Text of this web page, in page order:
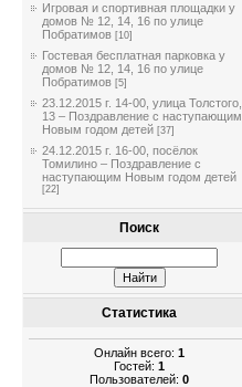
Игровая и спортивная площадки у
домов № 12, 14, 16 по улице
Побратимов [10]
Гостевая бесплатная парковка у
домов № 12, 14, 16 по улице
Побратимов [5]
23.12.2015 г. 14-00, улица Толстого,
13 – Поздравление с наступающим
Новым годом детей [37]
24.12.2015 г. 16-00, посёлок
Томилино – Поздравление с
наступающим Новым годом детей
[22]
Поиск
Статистика
Онлайн всего: 1
Гостей: 1
Пользователей: 0